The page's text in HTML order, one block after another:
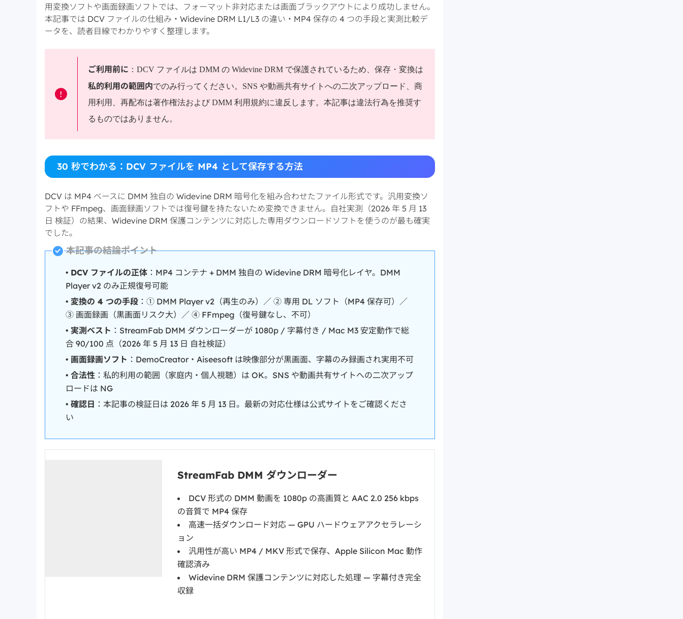
用変換ソフトや画面録画ソフトでは、フォーマット非対応または画面ブラックアウトにより成功しません。
本記事では DCV ファイルの仕組み・Widevine DRM L1/L3 の違い・MP4 保存の 4 つの手段と実測比較デ
ータを、読者目線でわかりやすく整理します。
!
ご利用前に ：DCV ファイルは DMM の Widevine DRM で保護されているため、保存・変換は
私的利用の範囲内でのみ行ってください。SNS や動画共有サイトへの二次アップロード、商
用利用、再配布は著作権法および DMM 利用規約に違反します。本記事は違法行為を推奨す
るものではありません。
30 秒でわかる：DCV ファイルを MP4 として保存する方法
DCV は MP4 ベースに DMM 独自の Widevine DRM 暗号化を組み合わせたファイル形式です。汎用変換ソ
フトや FFmpeg、画面録画ソフトでは復号鍵を持たないため変換できません。自社実測（2026 年 5 月 13
日 検証）の結果、Widevine DRM 保護コンテンツに対応した専用ダウンロードソフトを使うのが最も確実
でした。
本記事の結論ポイント
• DCV ファイルの正体 ：MP4 コンテナ + DMM 独自の Widevine DRM 暗号化レイヤ。DMM
Player v2 のみ正規復号可能
• 変換の 4 つの手段 ：① DMM Player v2（再生のみ）／ ② 専用 DL ソフト（MP4 保存可）／
③ 画面録画（黒画面リスク大）／ ④ FFmpeg（復号鍵なし、不可）
• 実測ベスト ：StreamFab DMM ダウンローダーが 1080p / 字幕付き / Mac M3 安定動作で総
合 90/100 点（2026 年 5 月 13 日 自社検証）
• 画面録画ソフト ：DemoCreator・Aiseesoft は映像部分が黒画面、字幕のみ録画され実用不可
• 合法性 ：私的利用の範囲（家庭内・個人視聴）は OK。SNS や動画共有サイトへの二次アップ
ロードは NG
• 確認日 ：本記事の検証日は 2026 年 5 月 13 日。最新の対応仕様は公式サイトをご確認くださ
い
StreamFab DMM ダウンローダー
DCV 形式の DMM 動画を 1080p の高画質と AAC 2.0 256 kbps
の音質で MP4 保存
高速一括ダウンロード対応 — GPU ハードウェアアクセラレーシ
ョン
汎用性が高い MP4 / MKV 形式で保存、Apple Silicon Mac 動作
確認済み
Widevine DRM 保護コンテンツに対応した処理 — 字幕付き完全
収録